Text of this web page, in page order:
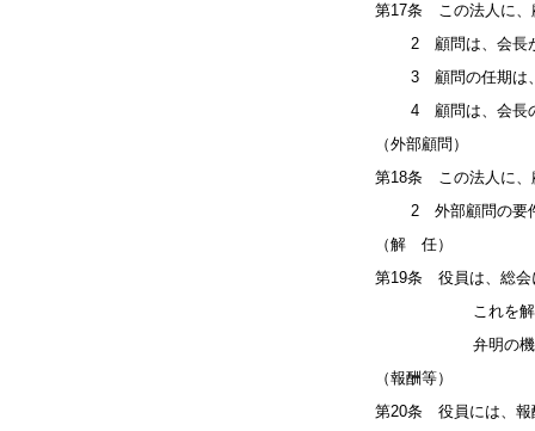
第17条 この法人に、
2 顧問は、会長が
3 顧問の任期は、
4 顧問は、会長の
（外部顧問）
第18条 この法人に、
2 外部顧問の要件
（解 任）
第19条 役員は、総会
これを解任するこ
弁明の機会を与
（報酬等）
第20条 役員には、報